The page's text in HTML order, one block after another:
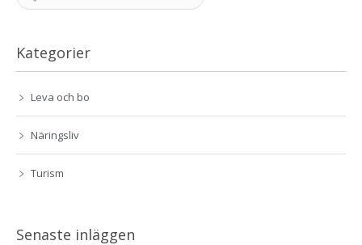
Kategorier
Leva och bo
Näringsliv
Turism
Senaste inläggen